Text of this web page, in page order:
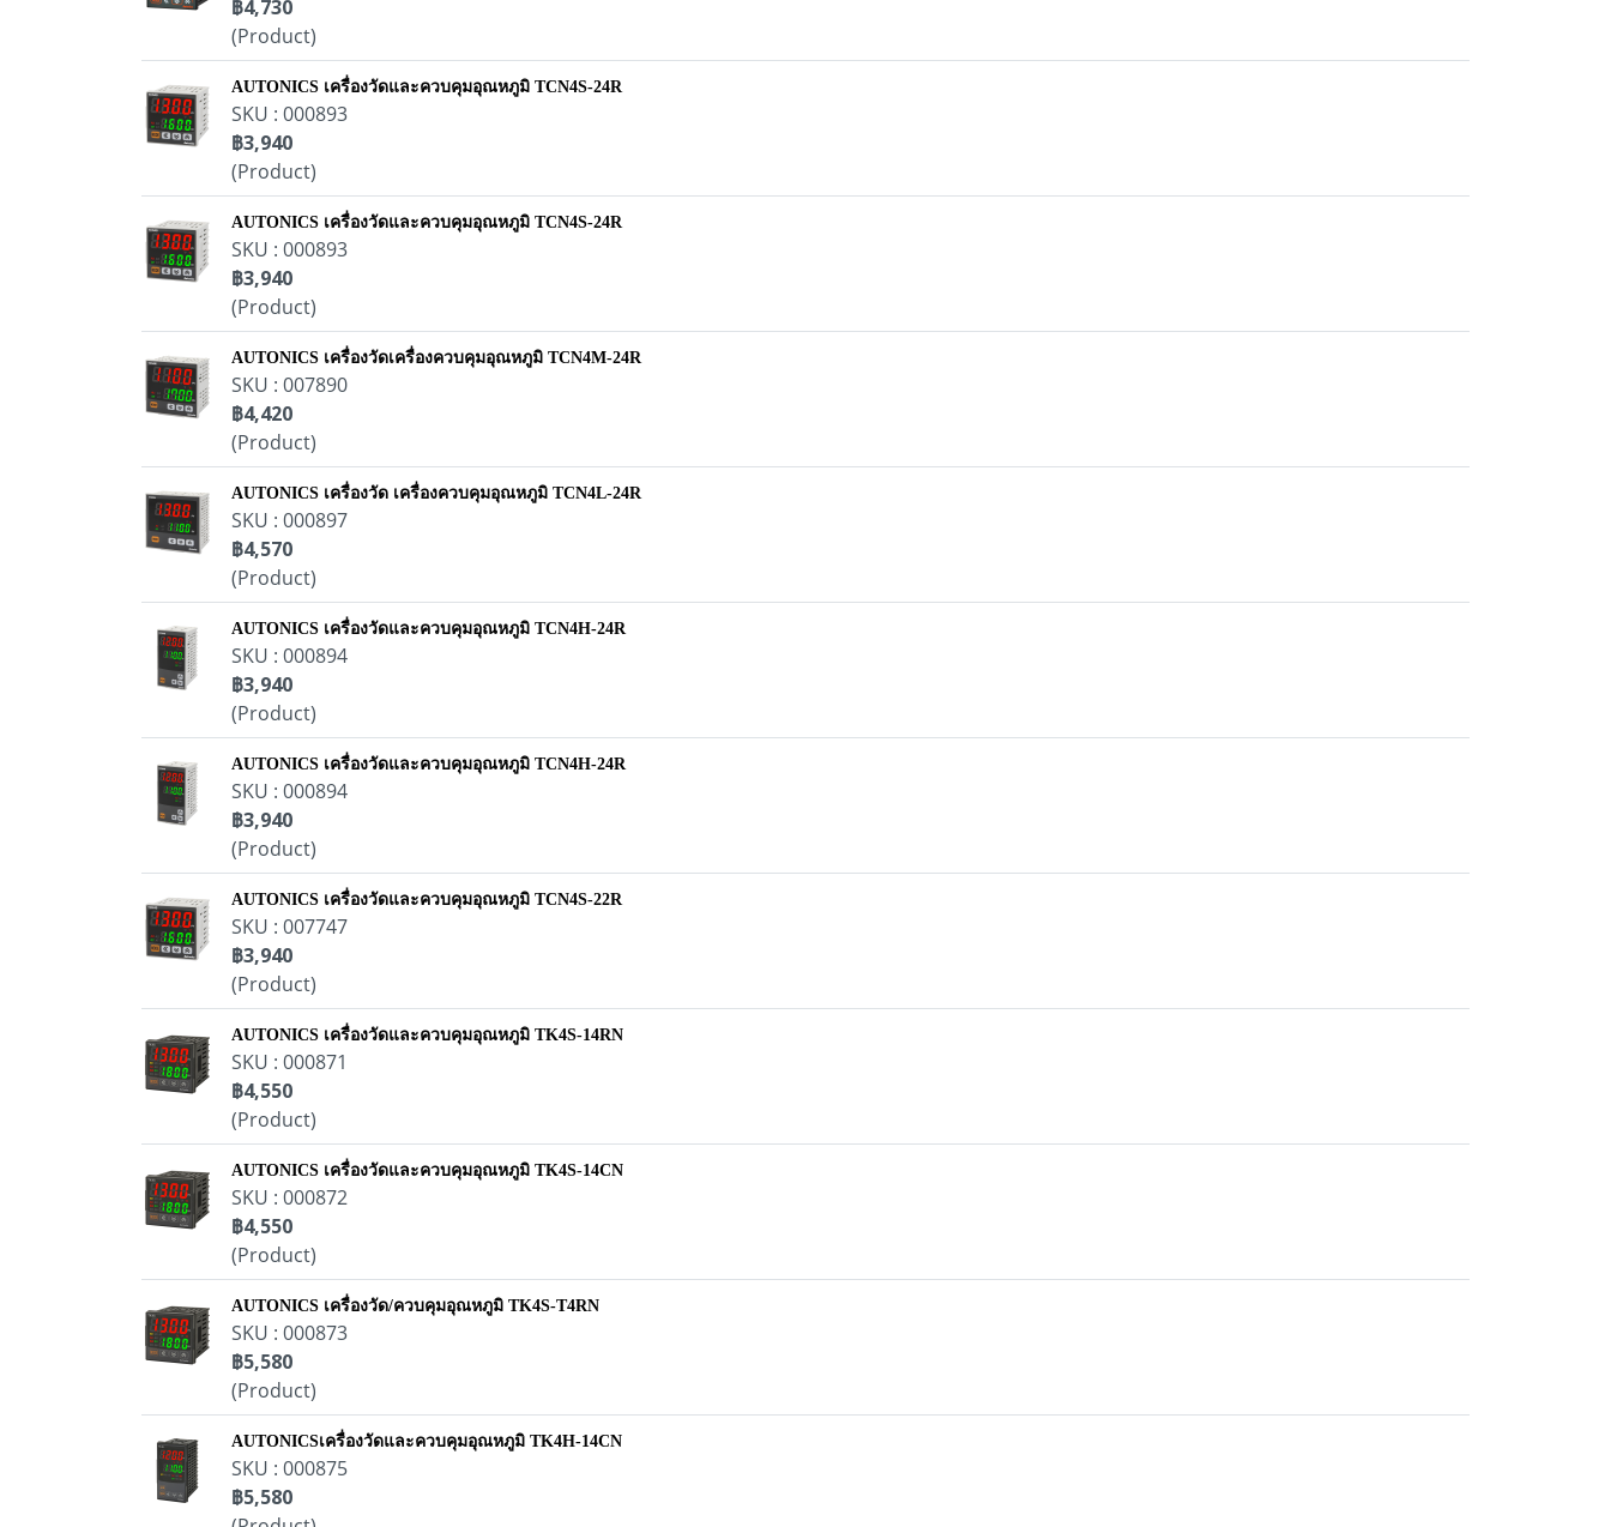
฿4,730
(Product)
AUTONICS เครื่องวัดและควบคุมอุณหภูมิ TCN4S-24R
SKU : 000893
฿3,940
(Product)
AUTONICS เครื่องวัดและควบคุมอุณหภูมิ TCN4S-24R
SKU : 000893
฿3,940
(Product)
AUTONICS เครื่องวัดเครื่องควบคุมอุณหภูมิ TCN4M-24R
SKU : 007890
฿4,420
(Product)
AUTONICS เครื่องวัด เครื่องควบคุมอุณหภูมิ TCN4L-24R
SKU : 000897
฿4,570
(Product)
AUTONICS เครื่องวัดและควบคุมอุณหภูมิ TCN4H-24R
SKU : 000894
฿3,940
(Product)
AUTONICS เครื่องวัดและควบคุมอุณหภูมิ TCN4H-24R
SKU : 000894
฿3,940
(Product)
AUTONICS เครื่องวัดและควบคุมอุณหภูมิ TCN4S-22R
SKU : 007747
฿3,940
(Product)
AUTONICS เครื่องวัดและควบคุมอุณหภูมิ TK4S-14RN
SKU : 000871
฿4,550
(Product)
AUTONICS เครื่องวัดและควบคุมอุณหภูมิ TK4S-14CN
SKU : 000872
฿4,550
(Product)
AUTONICS เครื่องวัด/ควบคุมอุณหภูมิ TK4S-T4RN
SKU : 000873
฿5,580
(Product)
AUTONICSเครื่องวัดและควบคุมอุณหภูมิ TK4H-14CN
SKU : 000875
฿5,580